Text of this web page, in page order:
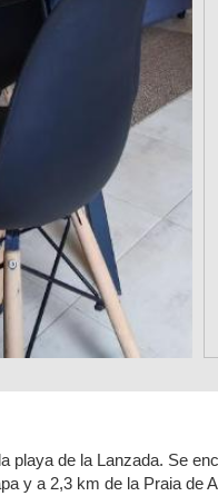
playa de la Lanzada. Se
y a 2,3 km de la Praia de